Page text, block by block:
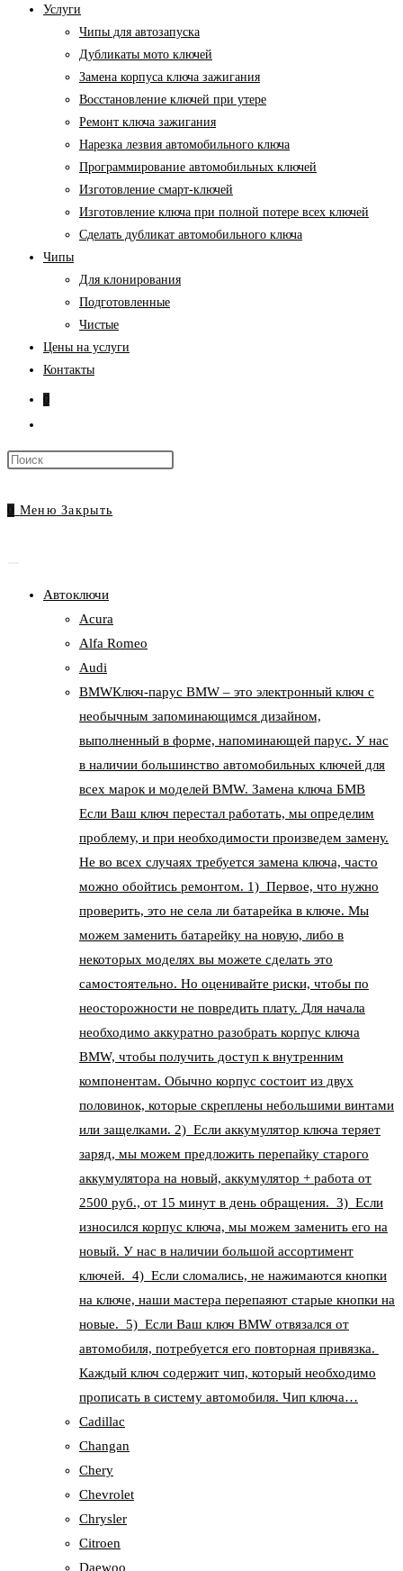
Услуги
Чипы для автозапуска
Дубликаты мото ключей
Замена корпуса ключа зажигания
Восстановление ключей при утере
Ремонт ключа зажигания
Нарезка лезвия автомобильного ключа
Программирование автомобильных ключей
Изготовление смарт-ключей
Изготовление ключа при полной потере всех ключей
Cделать дубликат автомобильного ключа
Чипы
Для клонирования
Подготовленные
Чистые
Цены на услуги
Контакты
0
по
сайту
0 Меню Закрыть
Автоключи
Acura
Alfa Romeo
Audi
BMWКлюч-парус BMW – это электронный ключ с
необычным запоминающимся дизайном,
выполненный в форме, напоминающей парус. У нас
в наличии большинство автомобильных ключей для
всех марок и моделей BMW. Замена ключа БМВ
Если Ваш ключ перестал работать, мы определим
проблему, и при необходимости произведем замену.
Не во всех случаях требуется замена ключа, часто
можно обойтись ремонтом. 1) Первое, что нужно
проверить, это не села ли батарейка в ключе. Мы
можем заменить батарейку на новую, либо в
некоторых моделях вы можете сделать это
самостоятельно. Но оценивайте риски, чтобы по
неосторожности не повредить плату. Для начала
необходимо аккуратно разобрать корпус ключа
BMW, чтобы получить доступ к внутренним
компонентам. Обычно корпус состоит из двух
половинок, которые скреплены небольшими винтами
или защелками. 2) Если аккумулятор ключа теряет
заряд, мы можем предложить перепайку старого
аккумулятора на новый, аккумулятор + работа от
2500 руб., от 15 минут в день обращения. 3) Если
износился корпус ключа, мы можем заменить его на
новый. У нас в наличии большой ассортимент
ключей. 4) Если сломались, не нажимаются кнопки
на ключе, наши мастера перепаяют старые кнопки на
новые. 5) Если Ваш ключ BMW отвязался от
автомобиля, потребуется его повторная привязка.
Каждый ключ содержит чип, который необходимо
прописать в систему автомобиля. Чип ключа…
Cadillac
Changan
Chery
Chevrolet
Chrysler
Citroen
Daewoo